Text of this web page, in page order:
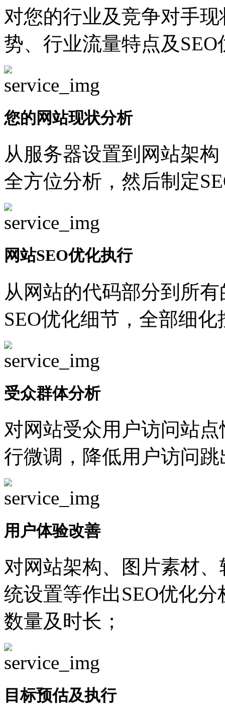
对您的行业及竞争对手
势、行业流量特点及
您的网站现状分析
从服务器设置到网站架
全方位分析，然后制定
网站SEO优化执行
从网站的代码部分到所
SEO优化细节，全部细
受众群体分析
对网站受众用户访问站
行微调，降低用户访问
用户体验改善
对网站架构、图片素材
统设置等作出SEO优化
数量及时长；
目标预估及执行